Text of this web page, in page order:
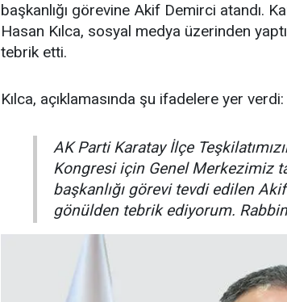
başkanlığı görevine Akif Demirci atandı.
Hasan Kılca, sosyal medya üzerinden
tebrik etti.
Kılca, açıklamasında şu ifadelere yer verdi:
AK Parti Karatay İlçe
Kongresi için Genel Merkezimiz
başkanlığı görevi tevdi edilen
gönülden tebrik ediyorum.